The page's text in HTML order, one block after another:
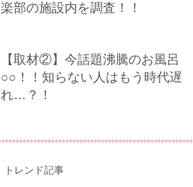
楽部の施設内を調査！！
【取材②】今話題沸騰のお風呂
○○！！知らない人はもう時代遅
れ…？！
トレンド記事